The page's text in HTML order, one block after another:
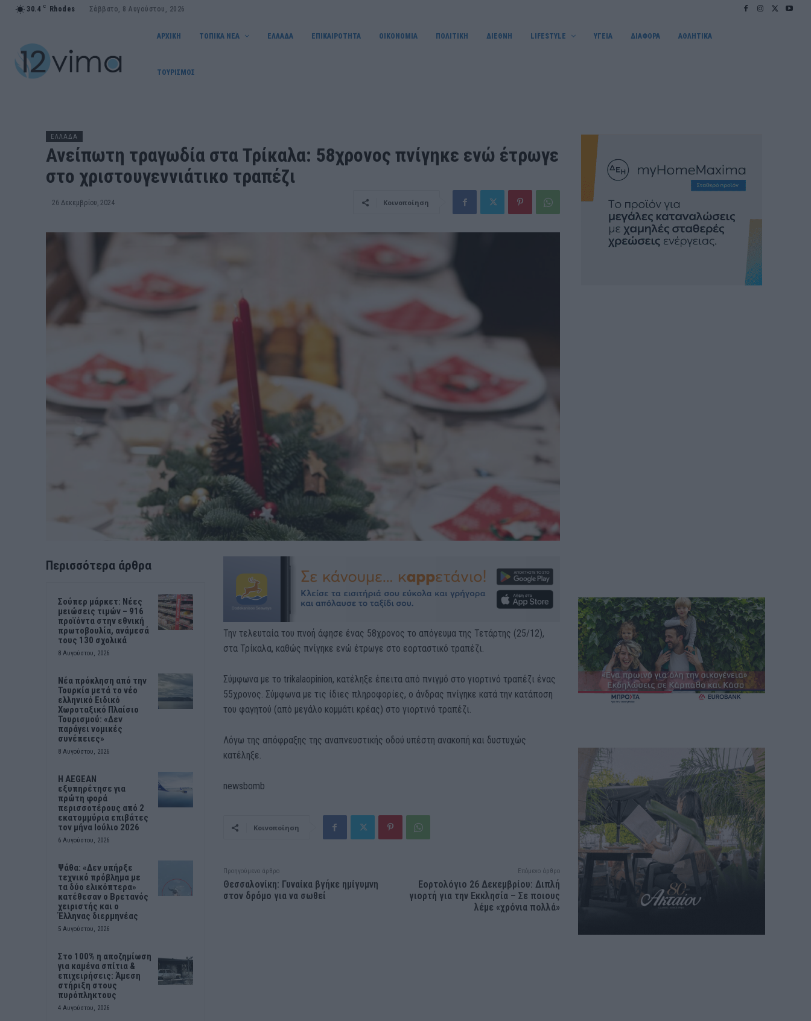
30.4 C Rhodes Σάββατο, 8 Αυγούστου, 2026
ΑΡΧΙΚΗ ΤΟΠΙΚΑ ΝΕΑ ΕΛΛΑΔΑ ΕΠΙΚΑΙΡΟΤΗΤΑ OIKONOMIA ΠΟΛΙΤΙΚΗ ΔΙΕΘΝΗ LIFESTYLE ΥΓΕΙΑ ΔΙΑΦΟΡΑ ΑΘΛΗΤΙΚΑ
ΤΟΥΡΙΣΜΟΣ
ΕΛΛΑΔΑ
Ανείπωτη τραγωδία στα Τρίκαλα: 58χρονος πνίγηκε ενώ έτρωγε
στο χριστουγεννιάτικο τραπέζι
26 Δεκεμβρίου, 2024 Κοινοποίηση
Περισσότερα άρθρα
Σούπερ μάρκετ: Νέες
μειώσεις τιμών – 916
προϊόντα στην εθνική
πρωτοβουλία, ανάμεσά
τους 130 σχολικά
8 Αυγούστου, 2026
Νέα πρόκληση από την
Τουρκία μετά το νέο
ελληνικό Ειδικό
Χωροταξικό Πλαίσιο
Τουρισμού: «Δεν
παράγει νομικές
συνέπειες»
8 Αυγούστου, 2026
Η AEGEAN
εξυπηρέτησε για
πρώτη φορά
περισσοτέρους από 2
εκατομμύρια επιβάτες
τον μήνα Ιούλιο 2026
6 Αυγούστου, 2026
Ψάθα: «Δεν υπήρξε
τεχνικό πρόβλημα με
τα δύο ελικόπτερα»
κατέθεσαν ο Βρετανός
χειριστής και ο
Έλληνας διερμηνέας
5 Αυγούστου, 2026
Στο 100% η αποζημίωση
για καμένα σπίτια &
επιχειρήσεις: Άμεση
στήριξη στους
πυρόπληκτους
4 Αυγούστου, 2026
Την τελευταία του πνοή άφησε ένας 58χρονος το απόγευμα της Τετάρτης (25/12),
στα Τρίκαλα, καθώς πνίγηκε ενώ έτρωγε στο εορταστικό τραπέζι.
Σύμφωνα με το trikalaopinion, κατέληξε έπειτα από πνιγμό στο γιορτινό τραπέζι ένας
55χρονος. Σύμφωνα με τις ίδιες πληροφορίες, ο άνδρας πνίγηκε κατά την κατάποση
του φαγητού (από μεγάλο κομμάτι κρέας) στο γιορτινό τραπέζι.
Λόγω της απόφραξης της αναπνευστικής οδού υπέστη ανακοπή και δυστυχώς
κατέληξε.
newsbomb
Κοινοποίηση
Προηγούμενο άρθρο
Θεσσαλονίκη: Γυναίκα βγήκε ημίγυμνη
στον δρόμο για να σωθεί
Επόμενο άρθρο
Εορτολόγιο 26 Δεκεμβρίου: Διπλή
γιορτή για την Εκκλησία – Σε ποιους
λέμε «χρόνια πολλά»